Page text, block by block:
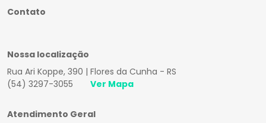
Contato
Nossa localização
Rua Ari Koppe, 390 | Flores da Cunha - RS
(54) 3297-3055
Ver Mapa
Atendimento Geral